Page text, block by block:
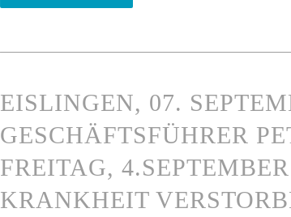
EISLINGEN, 07.
GESCHÄFTSFÜHRER
FREITAG,
KRANKHEIT